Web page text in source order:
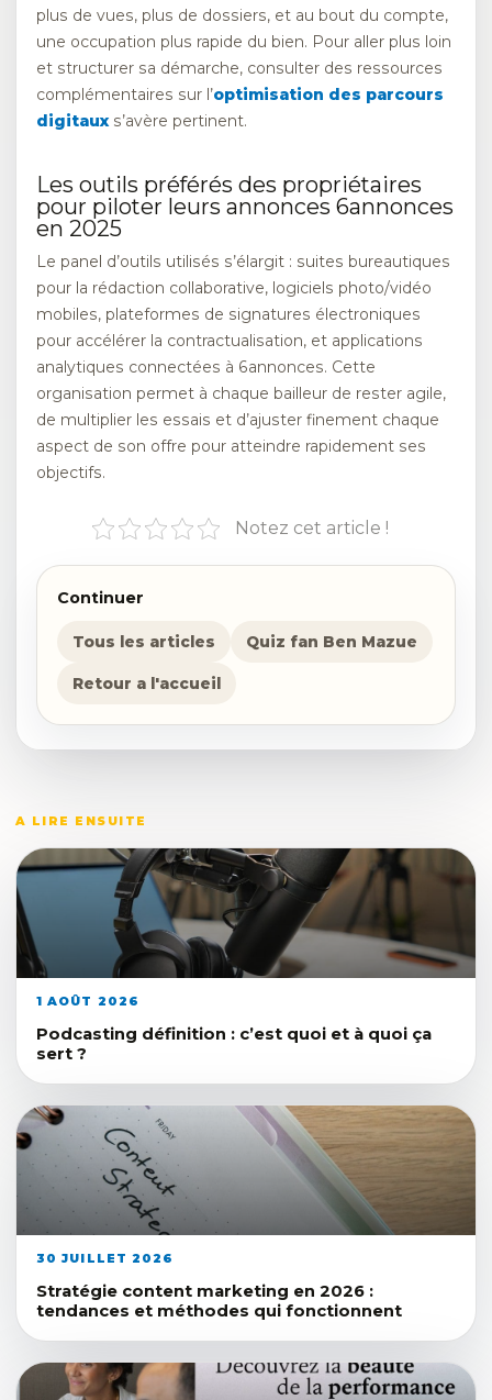
plus de vues, plus de dossiers, et au bout du compte,
une occupation plus rapide du bien. Pour aller plus loin
et structurer sa démarche, consulter des ressources
complémentaires sur l’optimisation des parcours
digitauxs’avère pertinent.
Les outils préférés des propriétaires
pour piloter leurs annonces 6annonces
en 2025
Le panel d’outils utilisés s’élargit : suites bureautiques
pour la rédaction collaborative, logiciels photo/vidéo
mobiles, plateformes de signatures électroniques
pour accélérer la contractualisation, et applications
analytiques connectées à 6annonces. Cette
organisation permet à chaque bailleur de rester agile,
de multiplier les essais et d’ajuster finement chaque
aspect de son offre pour atteindre rapidement ses
objectifs.
Notez cet article !
Continuer
Tous les articles Quiz fan Ben Mazue
Retour a l'accueil
A LIRE ENSUITE
1 AOÛT 2026
Podcasting définition : c’est quoi et à quoi ça
sert ?
30 JUILLET 2026
Stratégie content marketing en 2026 :
tendances et méthodes qui fonctionnent